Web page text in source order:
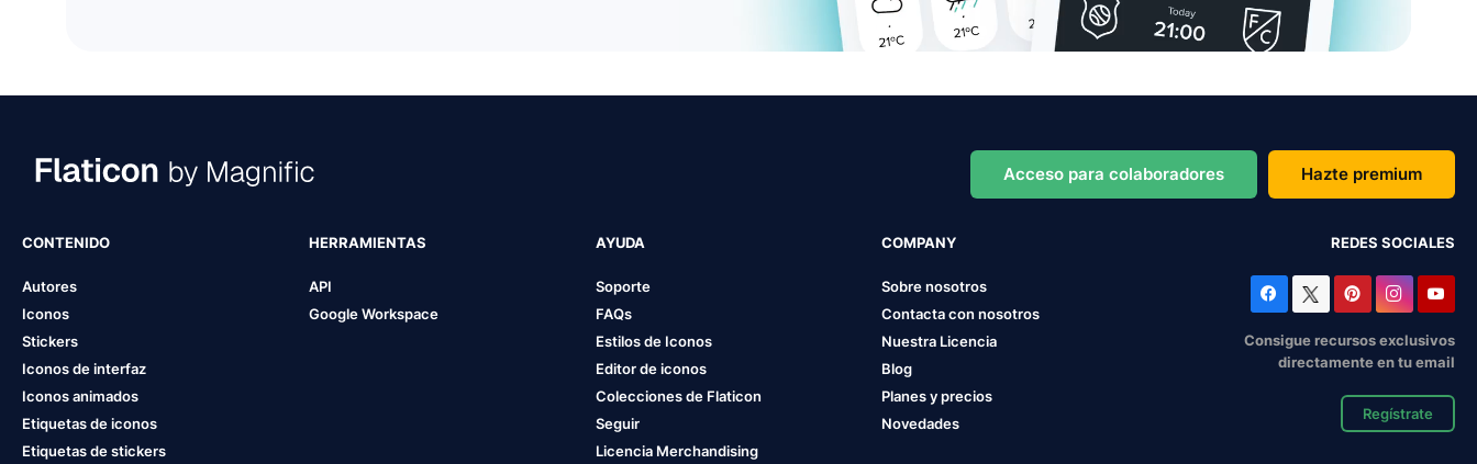
Acceso para colaboradores Hazte premium
CONTENIDO
Autores
Iconos
Stickers
Iconos de interfaz
Iconos animados
Etiquetas de iconos
Etiquetas de stickers
HERRAMIENTAS
API
Google Workspace
AYUDA
Soporte
FAQs
Estilos de Iconos
Editor de iconos
Colecciones de Flaticon
Seguir
Licencia Merchandising
COMPANY
Sobre nosotros
Contacta con nosotros
Nuestra Licencia
Blog
Planes y precios
Novedades
REDES SOCIALES
Consigue recursos exclusivos
directamente en tu email
Regístrate